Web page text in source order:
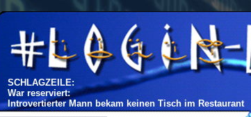
SCHLAGZEILE:
War reserviert:
Introvertierter Mann bekam keinen Tisch im Restaurant